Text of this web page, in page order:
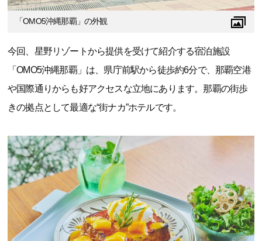
「OMO5沖縄那覇」の外観
今回、星野リゾートから提供を受けて紹介する宿泊施設
「OMO5沖縄那覇」は、県庁前駅から徒歩約6分で、那覇空港
や国際通りからも好アクセスな立地にあります。那覇の街歩
きの拠点として最適な“街ナカ”ホテルです。